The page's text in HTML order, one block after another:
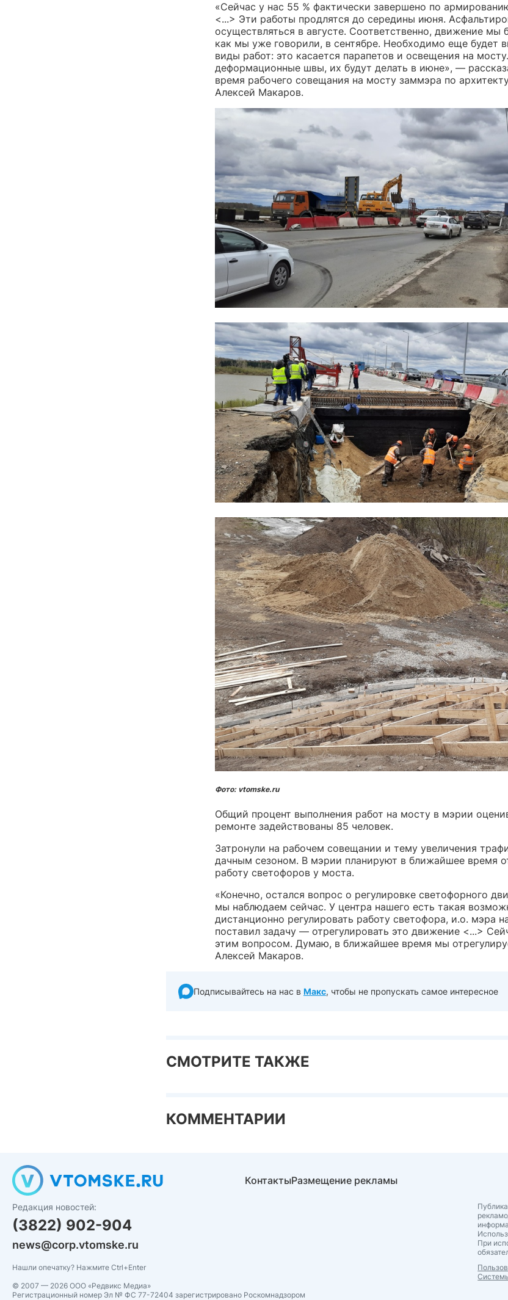
«Сейчас у нас 55 % фактически завершено по
<...> Эти работы продлятся до середины июня.
осуществляться в августе. Соответственно, движение мы
как мы уже говорили, в сентябре. Необходимо еще будет
виды работ: это касается парапетов и освещения на
деформационные швы, их будут делать в июне», —
время рабочего совещания на мосту заммэра по
Алексей Макаров.
Фото: vtomske.ru
Общий процент выполнения работ на мосту в мэрии
ремонте задействованы 85 человек.
Затронули на рабочем совещании и тему увеличения
дачным сезоном. В мэрии планируют в ближайшее время
работу светофоров у моста.
«Конечно, остался вопрос о регулировке светофорного
мы наблюдаем сейчас. У центра нашего есть такая
дистанционно регулировать работу светофора, и.о. мэра
поставил задачу — отрегулировать это движение <...>
этим вопросом. Думаю, в ближайшее время мы
Алексей Макаров.
Подписывайтесь на нас в Макс, чтобы не пропускать самое интересное
СМОТРИТЕ ТАКЖЕ
КОММЕНТАРИИ
Редакция новостей:
(3822) 902-904
news@corp.vtomske.ru
КонтактыРазмещение рекламы
При
Нашли опечатку? Нажмите Ctrl+Enter
© 2007 — 2026 ООО «Редвикс Медиа»
Регистрационный номер Эл № ФС 77-72404 зарегистрировано Роскомнадзором